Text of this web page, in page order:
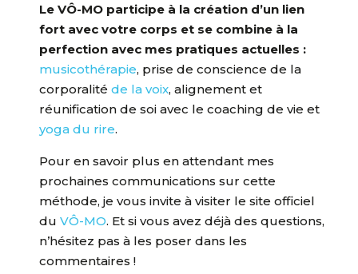
Le VÔ-MO participe à la création d’un lien
fort avec votre corps et se combine à la
perfection avec mes pratiques actuelles :
musicothérapie, prise de conscience de la
corporalité de la voix, alignement et
réunification de soi avec le coaching de vie et
yoga du rire.
Pour en savoir plus en attendant mes
prochaines communications sur cette
méthode, je vous invite à visiter le site officiel
du VÔ-MO. Et si vous avez déjà des questions,
n’hésitez pas à les poser dans les
commentaires !